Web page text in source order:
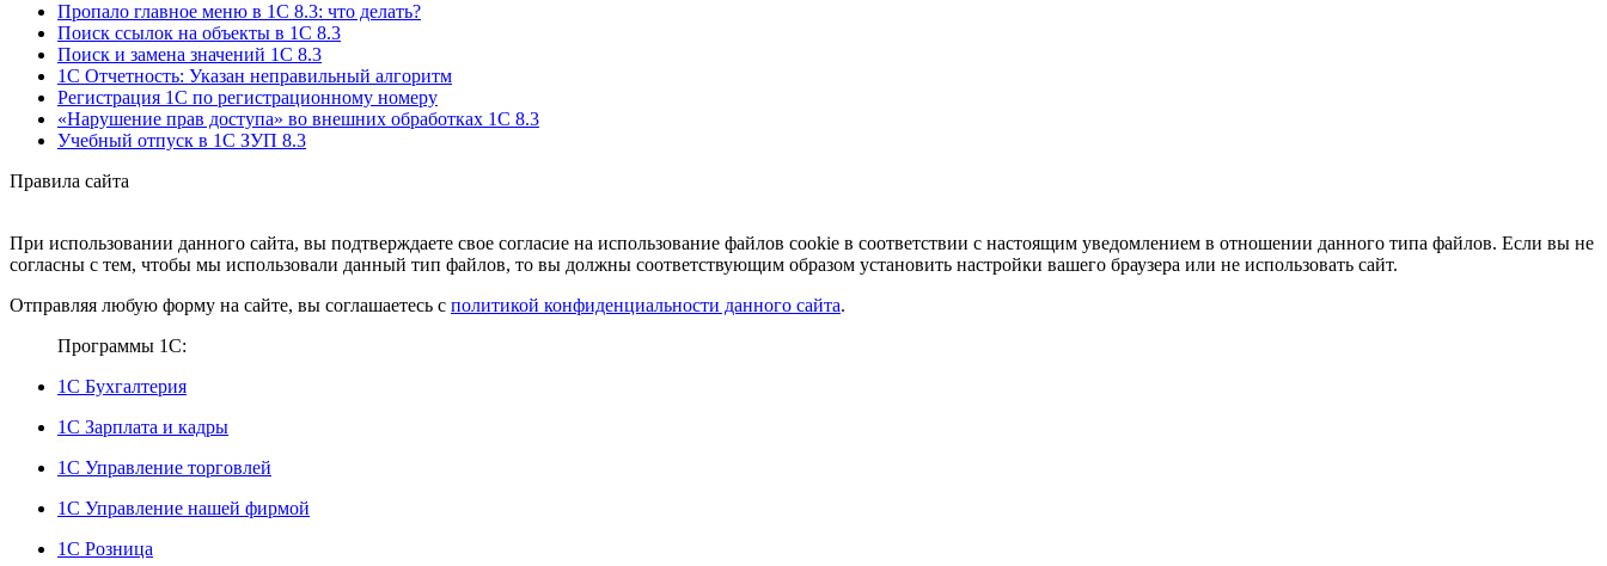
Пропало главное меню в 1С 8.3: что делать?
Поиск ссылок на объекты в 1С 8.3
Поиск и замена значений 1С 8.3
1С Отчетность: Указан неправильный алгоритм
Регистрация 1С по регистрационному номеру
«Нарушение прав доступа» во внешних обработках 1С 8.3
Учебный отпуск в 1С ЗУП 8.3
Правила сайта
При использовании данного сайта, вы подтверждаете свое согласие на использование файлов cookie в соответствии с настоящим уведомлением в отношении данного типа файлов. Если вы не
согласны с тем, чтобы мы использовали данный тип файлов, то вы должны соответствующим образом установить настройки вашего браузера или не использовать сайт.
Отправляя любую форму на сайте, вы соглашаетесь с политикой конфиденциальности данного сайта.
Программы 1С:
1С Бухгалтерия
1С Зарплата и кадры
1С Управление торговлей
1С Управление нашей фирмой
1С Розница